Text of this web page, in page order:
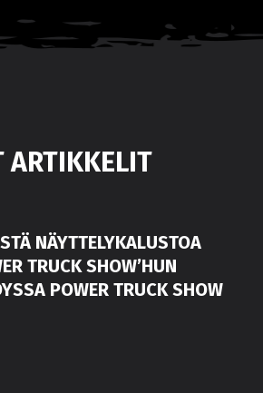
ARTIKKELIT
NÄYTTELYKALUSTOA
TRUCK SHOW’HUN
POWER TRUCK SHOW